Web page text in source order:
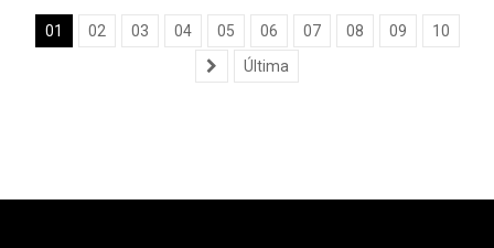
01 02 03 04 05 06 07 08 09
10
Última